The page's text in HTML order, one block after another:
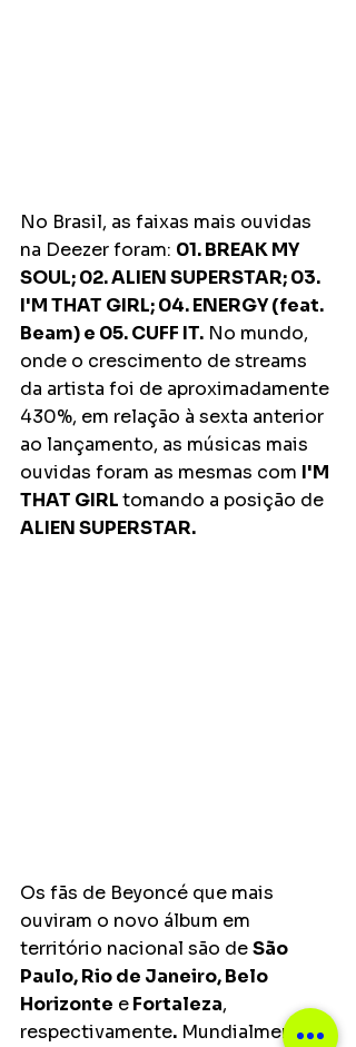
No Brasil, as faixas mais ouvidas
na Deezer foram: 01. BREAK MY
SOUL; 02. ALIEN SUPERSTAR; 03.
I'M THAT GIRL; 04. ENERGY (feat.
Beam) e 05. CUFF IT. No mundo,
onde o crescimento de streams
da artista foi de aproximadamente
430%, em relação à sexta anterior
ao lançamento, as músicas mais
ouvidas foram as mesmas com I'M
THAT GIRL tomando a posição de
ALIEN SUPERSTAR.
Os fãs de Beyoncé que mais
ouviram o novo álbum em
território nacional são de São
Paulo, Rio de Janeiro, Belo
Horizonte e Fortaleza,
respectivamente. Mundialmente,